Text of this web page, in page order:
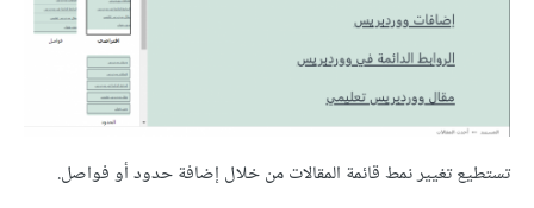
تستطيع تغيير نمط قائمة المقالات من خلال إضافة حدود أو فواصل.